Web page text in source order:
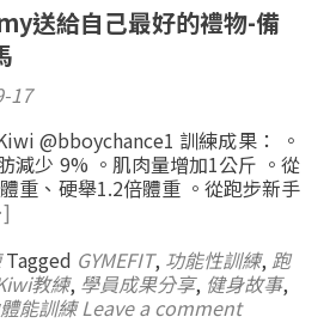
送給自己最好的禮物-備
17
@bboychance1 訓練成果： 。
減少 9% 。肌肉量增加1公斤 。從
重、硬舉1.2倍體重 。從跑步新手
Tagged GYMEFIT, 功能性訓練, 跑
教練, 學員成果分享, 健身故事,
能訓練 Leave a comment